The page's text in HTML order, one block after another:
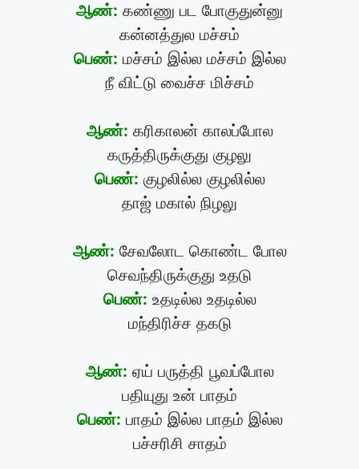
ஆண்: கண்ணு பட போகுதுன்னு
கன்னத்துல மச்சம்
பெண்: மச்சம் இல்ல மச்சம் இல்ல
நீ விட்டு வைச்ச மிச்சம்
ஆண்: கரிகாலன் காலப்போல
கருத்திருக்குது குழலு
பெண்: குழலில்ல குழலில்ல
தாஜ் மகால் நிழலு
ஆண்: சேவலோட கொண்ட போல
செவந்திருக்குது உதடு
பெண்: உதடில்ல உதடில்ல
மந்திரிச்ச தகடு
ஆண்: ஏய் பருத்தி பூவப்போல
பதியுது உன் பாதம்
பெண்: பாதம் இல்ல பாதம் இல்ல
பச்சரிசி சாதம்